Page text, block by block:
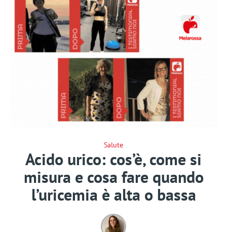
Salute
Acido urico: cos’è, come si
misura e cosa fare quando
l’uricemia è alta o bassa